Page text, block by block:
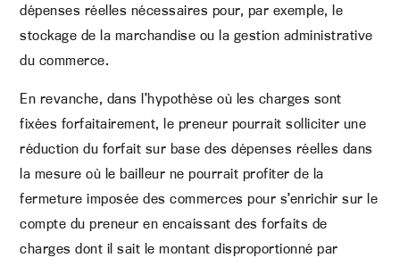
dépenses réelles nécessaires pour, par exemple, le
stockage de la marchandise ou la gestion administrative
du commerce.
En revanche, dans l’hypothèse où les charges sont
fixées forfaitairement, le preneur pourrait solliciter une
réduction du forfait sur base des dépenses réelles dans
la mesure où le bailleur ne pourrait profiter de la
fermeture imposée des commerces pour s’enrichir sur le
compte du preneur en encaissant des forfaits de
charges dont il sait le montant disproportionné par